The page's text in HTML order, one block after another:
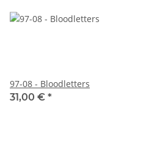
97-08 - Bloodletters
31,00 € *